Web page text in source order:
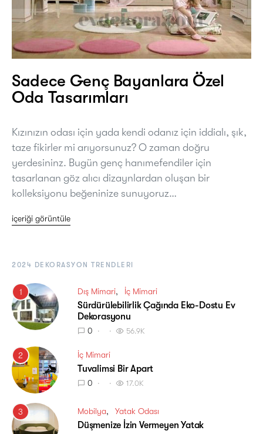
Sadece Genç Bayanlara Özel
Oda Tasarımları
Kızınızın odası için yada kendi odanız için iddialı, şık,
taze fikirler mi arıyorsunuz? O zaman doğru
yerdesininz. Bugün genç hanımefendiler için
tasarlanan göz alıcı dizaynlardan oluşan bir
kolleksiyonu beğeninize sunuyoruz…
içeriği görüntüle
2024 DEKORASYON TRENDLERI
1 Dış Mimari İç Mimari
Sürdürülebilirlik Çağında Eko-Dostu Ev
Dekorasyonu
0 56.9K
2 İç Mimari
Tuvalimsi Bir Apart
0 17.0K
3 Mobilya Yatak Odası
Düşmenize İzin Vermeyen Yatak